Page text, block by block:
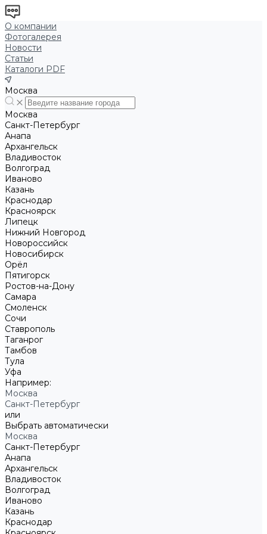
О компании
Фотогалерея
Новости
Статьи
Каталоги PDF
Москва
Москва
Санкт-Петербург
Анапа
Архангельск
Владивосток
Волгоград
Иваново
Казань
Краснодар
Красноярск
Липецк
Нижний Новгород
Новороссийск
Новосибирск
Орёл
Пятигорск
Ростов-на-Дону
Самара
Смоленск
Сочи
Ставрополь
Таганрог
Тамбов
Тула
Уфа
Например:
Москва
Санкт-Петербург
или
Выбрать автоматически
Москва
Санкт-Петербург
Анапа
Архангельск
Владивосток
Волгоград
Иваново
Казань
Краснодар